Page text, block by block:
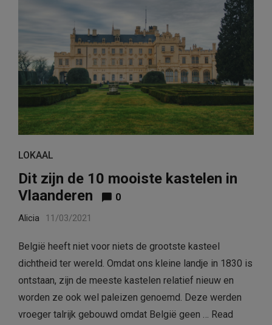
LOKAAL
Dit zijn de 10 mooiste kastelen in
Vlaanderen
0
Alicia 11/03/2021
België heeft niet voor niets de grootste kasteel
dichtheid ter wereld. Omdat ons kleine landje in 1830 is
ontstaan, zijn de meeste kastelen relatief nieuw en
worden ze ook wel paleizen genoemd. Deze werden
vroeger talrijk gebouwd omdat België geen … Read